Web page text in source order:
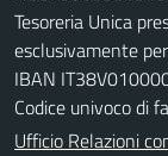
Tesoreria Unica
esclusivamente
IBAN
Codice univoco di
Ufficio Relazioni